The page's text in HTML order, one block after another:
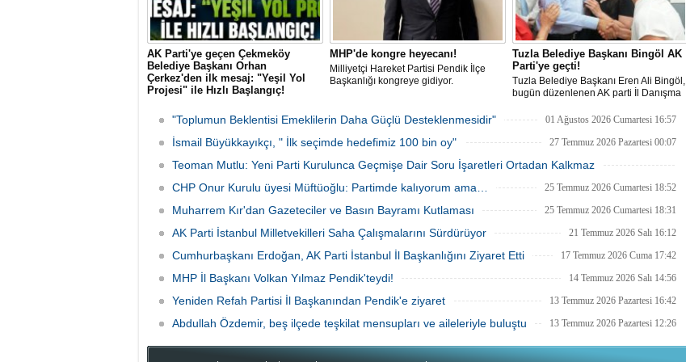
AK Parti'ye geçen Çekmeköy
Belediye Başkanı Orhan
Çerkez'den ilk mesaj: "Yeşil Yol
Projesi" ile Hızlı Başlangıç!
Çekmeköy Belediye Başkanı Orhan
Çerkez, parti değişiminin ardından ilk
mesajını ilçeye yönelik projeyle verdi.
Projesi"nin, yeni dönemde atılacak ilk
MHP'de kongre heyecanı!
Milliyetçi Hareket Partisi Pendik İlçe
Başkanlığı kongreye gidiyor.
Tuzla Belediye Başkanı Bingöl AK
Parti'ye geçti!
Tuzla Belediye Başkanı Eren Ali Bingöl,
bugün düzenlenen AK parti İl Danışma
Bingöl'e rozetini Cumhurbaşkanı Recep
"Toplumun Beklentisi Emeklilerin Daha Güçlü Desteklenmesidir" 01 Ağustos 2026 Cumartesi 16:57
İsmail Büyükkayıkçı, " İlk seçimde hedefimiz 100 bin oy" 27 Temmuz 2026 Pazartesi 00:07
Teoman Mutlu: Yeni Parti Kurulunca Geçmişe Dair Soru İşaretleri Ortadan Kalkmaz
26 Temmuz 2026 Pazar 23:43
CHP Onur Kurulu üyesi Müftüoğlu: Partimde kalıyorum ama… 25 Temmuz 2026 Cumartesi 18:52
Muharrem Kır'dan Gazeteciler ve Basın Bayramı Kutlaması 25 Temmuz 2026 Cumartesi 18:31
AK Parti İstanbul Milletvekilleri Saha Çalışmalarını Sürdürüyor 21 Temmuz 2026 Salı 16:12
Cumhurbaşkanı Erdoğan, AK Parti İstanbul İl Başkanlığını Ziyaret Etti 17 Temmuz 2026 Cuma 17:42
MHP İl Başkanı Volkan Yılmaz Pendik'teydi! 14 Temmuz 2026 Salı 14:56
Yeniden Refah Partisi İl Başkanından Pendik'e ziyaret 13 Temmuz 2026 Pazartesi 16:42
Abdullah Özdemir, beş ilçede teşkilat mensupları ve aileleriyle buluştu 13 Temmuz 2026 Pazartesi 12:26